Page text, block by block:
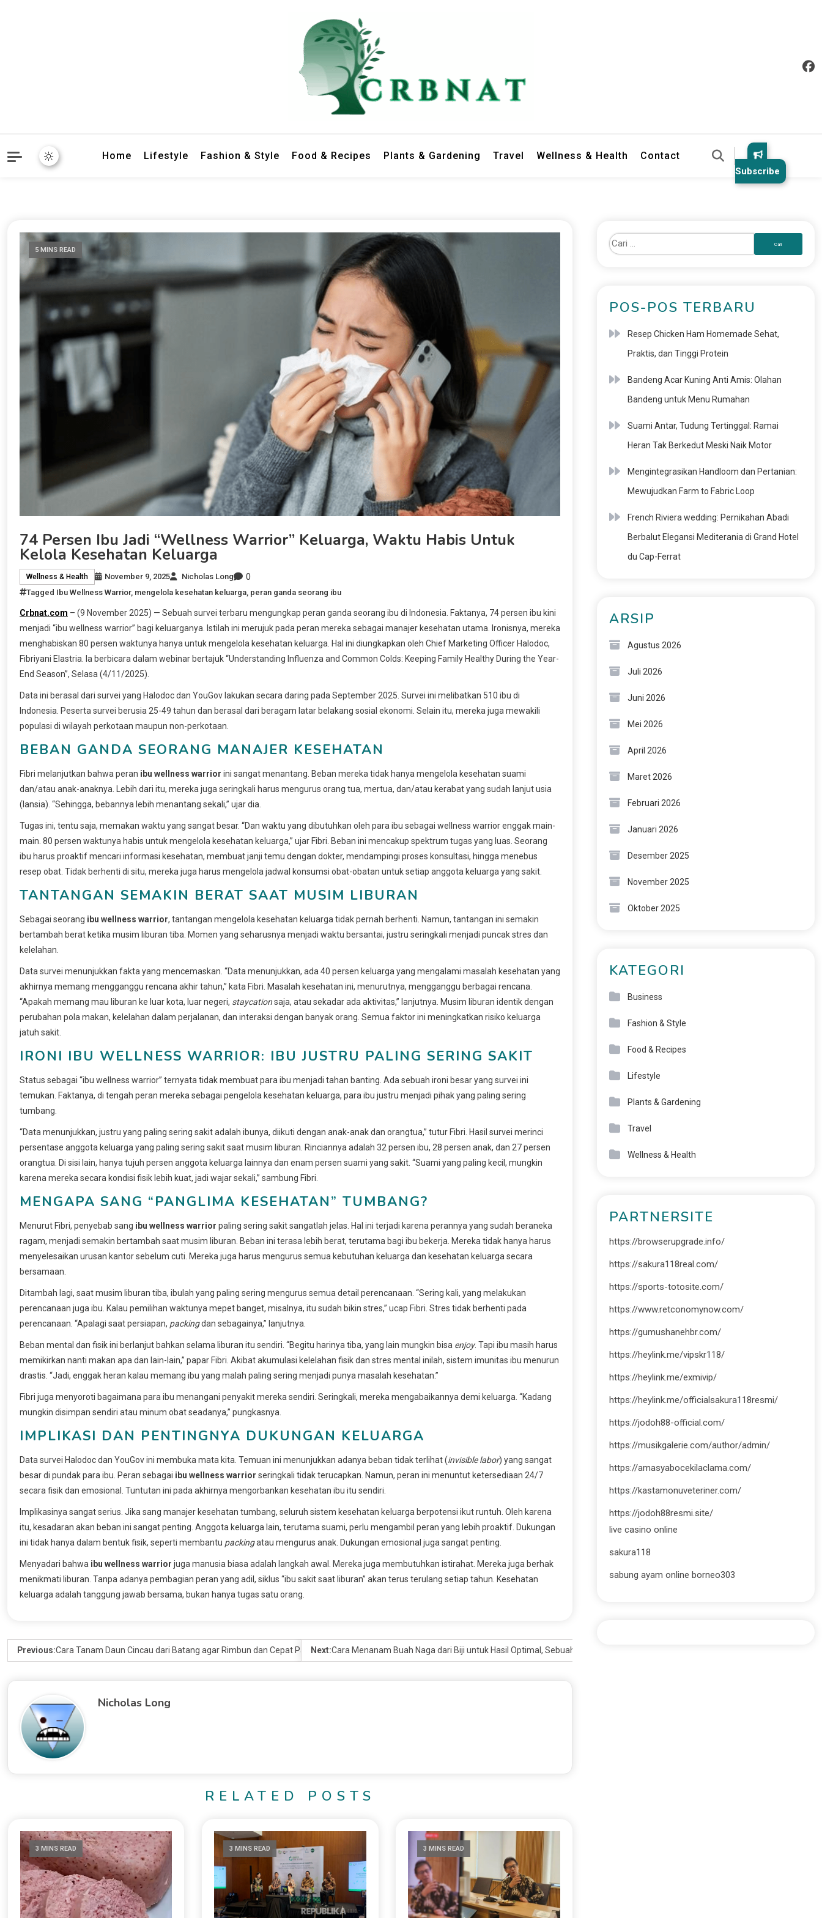
Home Lifestyle Fashion & Style Food & Recipes Plants & Gardening Travel Wellness & Health Contact
Subscribe
5 MINS READ
74 Persen Ibu Jadi “Wellness Warrior” Keluarga, Waktu Habis Untuk
Kelola Kesehatan Keluarga
Wellness & Health November 9, 2025 Nicholas Long 0
Tagged Ibu Wellness Warrior, mengelola kesehatan keluarga peran ganda seorang ibu
Crbnat.com – (9 November 2025) — Sebuah survei terbaru mengungkap peran ganda seorang ibu di Indonesia. Faktanya, 74 persen ibu kini
menjadi “ibu wellness warrior” bagi keluarganya. Istilah ini merujuk pada peran mereka sebagai manajer kesehatan utama. Ironisnya, mereka
menghabiskan 80 persen waktunya hanya untuk mengelola kesehatan keluarga. Hal ini diungkapkan oleh Chief Marketing Officer Halodoc,
Fibriyani Elastria. Ia berbicara dalam webinar bertajuk “Understanding Influenza and Common Colds: Keeping Family Healthy During the Year-
End Season”, Selasa (4/11/2025).
Data ini berasal dari survei yang Halodoc dan YouGov lakukan secara daring pada September 2025. Survei ini melibatkan 510 ibu di
Indonesia. Peserta survei berusia 25-49 tahun dan berasal dari beragam latar belakang sosial ekonomi. Selain itu, mereka juga mewakili
populasi di wilayah perkotaan maupun non-perkotaan.
BEBAN GANDA SEORANG MANAJER KESEHATAN
Fibri melanjutkan bahwa peran ibu wellness warrior ini sangat menantang. Beban mereka tidak hanya mengelola kesehatan suami
dan/atau anak-anaknya. Lebih dari itu, mereka juga seringkali harus mengurus orang tua, mertua, dan/atau kerabat yang sudah lanjut usia
(lansia). “Sehingga, bebannya lebih menantang sekali,” ujar dia.
Tugas ini, tentu saja, memakan waktu yang sangat besar. “Dan waktu yang dibutuhkan oleh para ibu sebagai wellness warrior enggak main-
main. 80 persen waktunya habis untuk mengelola kesehatan keluarga,” ujar Fibri. Beban ini mencakup spektrum tugas yang luas. Seorang
ibu harus proaktif mencari informasi kesehatan, membuat janji temu dengan dokter, mendampingi proses konsultasi, hingga menebus
resep obat. Tidak berhenti di situ, mereka juga harus mengelola jadwal konsumsi obat-obatan untuk setiap anggota keluarga yang sakit.
TANTANGAN SEMAKIN BERAT SAAT MUSIM LIBURAN
Sebagai seorang ibu wellness warrior, tantangan mengelola kesehatan keluarga tidak pernah berhenti. Namun, tantangan ini semakin
bertambah berat ketika musim liburan tiba. Momen yang seharusnya menjadi waktu bersantai, justru seringkali menjadi puncak stres dan
kelelahan.
Data survei menunjukkan fakta yang mencemaskan. “Data menunjukkan, ada 40 persen keluarga yang mengalami masalah kesehatan yang
akhirnya memang mengganggu rencana akhir tahun,” kata Fibri. Masalah kesehatan ini, menurutnya, mengganggu berbagai rencana.
“Apakah memang mau liburan ke luar kota, luar negeri, staycationsaja, atau sekadar ada aktivitas,” lanjutnya. Musim liburan identik dengan
perubahan pola makan, kelelahan dalam perjalanan, dan interaksi dengan banyak orang. Semua faktor ini meningkatkan risiko keluarga
jatuh sakit.
IRONI IBU WELLNESS WARRIOR: IBU JUSTRU PALING SERING SAKIT
Status sebagai “ibu wellness warrior” ternyata tidak membuat para ibu menjadi tahan banting. Ada sebuah ironi besar yang survei ini
temukan. Faktanya, di tengah peran mereka sebagai pengelola kesehatan keluarga, para ibu justru menjadi pihak yang paling sering
tumbang.
“Data menunjukkan, justru yang paling sering sakit adalah ibunya, diikuti dengan anak-anak dan orangtua,” tutur Fibri. Hasil survei merinci
persentase anggota keluarga yang paling sering sakit saat musim liburan. Rinciannya adalah 32 persen ibu, 28 persen anak, dan 27 persen
orangtua. Di sisi lain, hanya tujuh persen anggota keluarga lainnya dan enam persen suami yang sakit. “Suami yang paling kecil, mungkin
karena mereka secara kondisi fisik lebih kuat, jadi wajar sekali,” sambung Fibri.
MENGAPA SANG “PANGLIMA KESEHATAN” TUMBANG?
Menurut Fibri, penyebab sang ibu wellness warrior paling sering sakit sangatlah jelas. Hal ini terjadi karena perannya yang sudah beraneka
ragam, menjadi semakin bertambah saat musim liburan. Beban ini terasa lebih berat, terutama bagi ibu bekerja. Mereka tidak hanya harus
menyelesaikan urusan kantor sebelum cuti. Mereka juga harus mengurus semua kebutuhan keluarga dan kesehatan keluarga secara
bersamaan.
Ditambah lagi, saat musim liburan tiba, ibulah yang paling sering mengurus semua detail perencanaan. “Sering kali, yang melakukan
perencanaan juga ibu. Kalau pemilihan waktunya mepet banget, misalnya, itu sudah bikin stres,” ucap Fibri. Stres tidak berhenti pada
perencanaan. “Apalagi saat persiapan, packingdan sebagainya,” lanjutnya.
Beban mental dan fisik ini berlanjut bahkan selama liburan itu sendiri. “Begitu harinya tiba, yang lain mungkin bisa enjoy. Tapi ibu masih harus
memikirkan nanti makan apa dan lain-lain,” papar Fibri. Akibat akumulasi kelelahan fisik dan stres mental inilah, sistem imunitas ibu menurun
drastis. “Jadi, enggak heran kalau memang ibu yang malah paling sering menjadi punya masalah kesehatan.”
Fibri juga menyoroti bagaimana para ibu menangani penyakit mereka sendiri. Seringkali, mereka mengabaikannya demi keluarga. “Kadang
mungkin disimpan sendiri atau minum obat seadanya,” pungkasnya.
IMPLIKASI DAN PENTINGNYA DUKUNGAN KELUARGA
Data survei Halodoc dan YouGov ini membuka mata kita. Temuan ini menunjukkan adanya beban tidak terlihat (invisible labor) yang sangat
besar di pundak para ibu. Peran sebagai ibu wellness warrior seringkali tidak terucapkan. Namun, peran ini menuntut ketersediaan 24/7
secara fisik dan emosional. Tuntutan ini pada akhirnya mengorbankan kesehatan ibu itu sendiri.
Implikasinya sangat serius. Jika sang manajer kesehatan tumbang, seluruh sistem kesehatan keluarga berpotensi ikut runtuh. Oleh karena
itu, kesadaran akan beban ini sangat penting. Anggota keluarga lain, terutama suami, perlu mengambil peran yang lebih proaktif. Dukungan
ini tidak hanya dalam bentuk fisik, seperti membantu packingatau mengurus anak. Dukungan emosional juga sangat penting.
Menyadari bahwa ibu wellness warrior juga manusia biasa adalah langkah awal. Mereka juga membutuhkan istirahat. Mereka juga berhak
menikmati liburan. Tanpa adanya pembagian peran yang adil, siklus “ibu sakit saat liburan” akan terus terulang setiap tahun. Kesehatan
keluarga adalah tanggung jawab bersama, bukan hanya tugas satu orang.
Previous:Cara Tanam Daun Cincau dari Batang agar Rimbun dan Cepat Panen, Sebuah Panduan Lengkap
Next:Cara Menanam Buah Naga dari Biji untuk Hasil Optimal, Sebuah Panduan Lengkap
Nicholas Long
RELATED POSTS
3 MINS READ 3 MINS READ 3 MINS READ
POS-POS TERBARU
Resep Chicken Ham Homemade Sehat,
Praktis, dan Tinggi Protein
Bandeng Acar Kuning Anti Amis: Olahan
Bandeng untuk Menu Rumahan
Suami Antar, Tudung Tertinggal: Ramai
Heran Tak Berkedut Meski Naik Motor
Mengintegrasikan Handloom dan Pertanian:
Mewujudkan Farm to Fabric Loop
French Riviera wedding: Pernikahan Abadi
Berbalut Elegansi Mediterania di Grand Hotel
du Cap-Ferrat
ARSIP
Agustus 2026
Juli 2026
Juni 2026
Mei 2026
April 2026
Maret 2026
Februari 2026
Januari 2026
Desember 2025
November 2025
Oktober 2025
KATEGORI
Business
Fashion & Style
Food & Recipes
Lifestyle
Plants & Gardening
Travel
Wellness & Health
PARTNERSITE
https://browserupgrade.info/
https://sakura118real.com/
https://sports-totosite.com/
https://www.retconomynow.com/
https://gumushanehbr.com/
https://heylink.me/vipskr118/
https://heylink.me/exmivip/
https://heylink.me/officialsakura118resmi/
https://jodoh88-official.com/
https://musikgalerie.com/author/admin/
https://amasyabocekilaclama.com/
https://kastamonuveteriner.com/
https://jodoh88resmi.site/
live casino online
sakura118
sabung ayam online borneo303